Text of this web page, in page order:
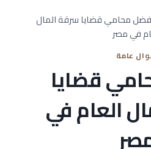
محامي قضايا سرقة المال
في مصر
عامة
قضايا
العام في